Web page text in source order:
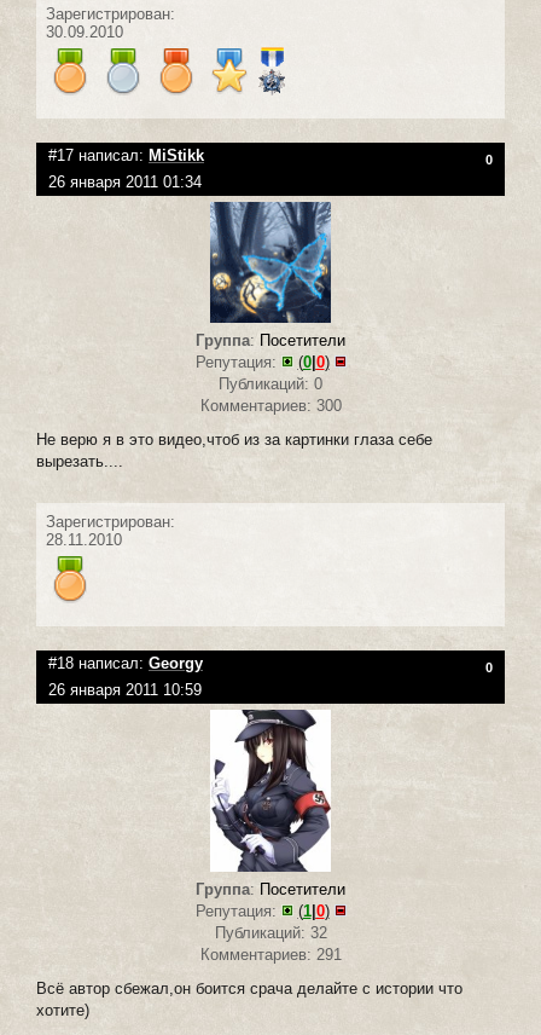
Зарегистрирован:
30.09.2010
#17 написал: MiStikk 0
26 января 2011 01:34
Группа: Посетители
Репутация:
(0| 0)
Публикаций: 0
Комментариев: 300
Не верю я в это видео,чтоб из за картинки глаза себе
вырезать....
Зарегистрирован:
28.11.2010
#18 написал: Georgy 0
26 января 2011 10:59
Группа: Посетители
Репутация:
(1|0)
Публикаций: 32
Комментариев: 291
Всё автор сбежал,он боится срача делайте с истории что
хотите)